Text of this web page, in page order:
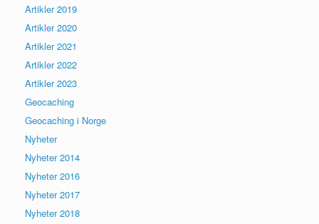
Artikler 2019
Artikler 2020
Artikler 2021
Artikler 2022
Artikler 2023
Geocaching
Geocaching i Norge
Nyheter
Nyheter 2014
Nyheter 2016
Nyheter 2017
Nyheter 2018